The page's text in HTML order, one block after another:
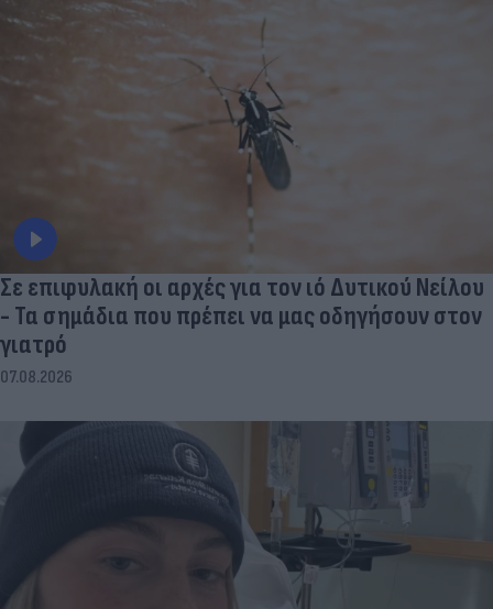
Σε επιφυλακή οι αρχές για τον ιό Δυτικού Νείλου
- Τα σημάδια που πρέπει να μας οδηγήσουν στον
γιατρό
07.08.2026